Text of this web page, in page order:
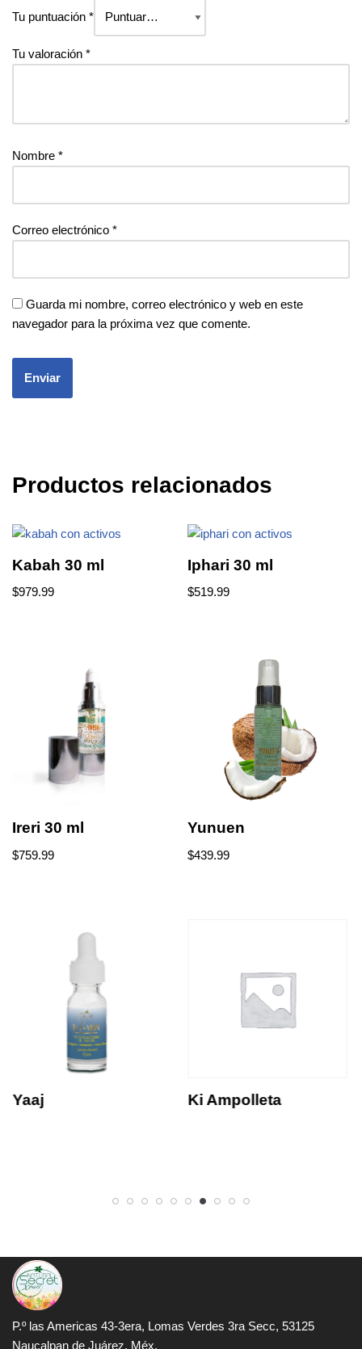
Tu puntuación *
Tu valoración *
Nombre *
Correo electrónico *
Guarda mi nombre, correo electrónico y web en este
navegador para la próxima vez que comente.
Productos relacionados
Kabah 30 ml
$979.99
Iphari 30 ml
$519.99
Ireri 30 ml
$759.99
Yunuen
$439.99
Yaaj Ki Ampolleta
P.º las Americas 43-3era, Lomas Verdes 3ra Secc, 53125
Naucalpan de Juárez, Méx.